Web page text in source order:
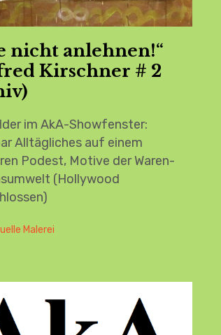
nicht anlehnen!“
Kirschner # 2
im AkA-Showfenster:
Alltägliches auf einem
Podest, Motive der Waren-
(Hollywood
Malerei